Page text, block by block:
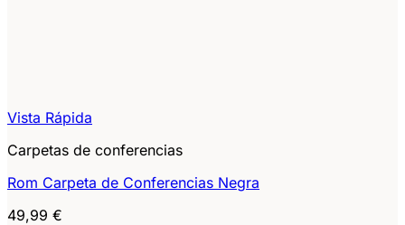
Vista Rápida
Carpetas de conferencias
Rom Carpeta de Conferencias Negra
49,99 €